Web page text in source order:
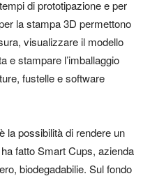
di prototipazione e per
la stampa 3D permettono
visualizzare il modello
e stampare l’imballaggio
fustelle e software
la possibilità di rendere un
fatto Smart Cups, azienda
biodegadabilie. Sul fondo